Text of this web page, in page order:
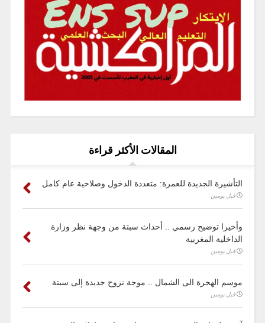
المقالات الأكثر قراءة
التأشيرة الجديدة للعمرة: متعددة الدخول وصلاحية عام كامل
قبل يومين
وأخيرا توضيح رسمي .. أحداث سبتة من وجهة نظر وزارة
الداخلية المغربية
قبل يومين
موسم الهجرة الى الشمال .. موجة نزوح جديدة إلى سبتة
قبل يومين